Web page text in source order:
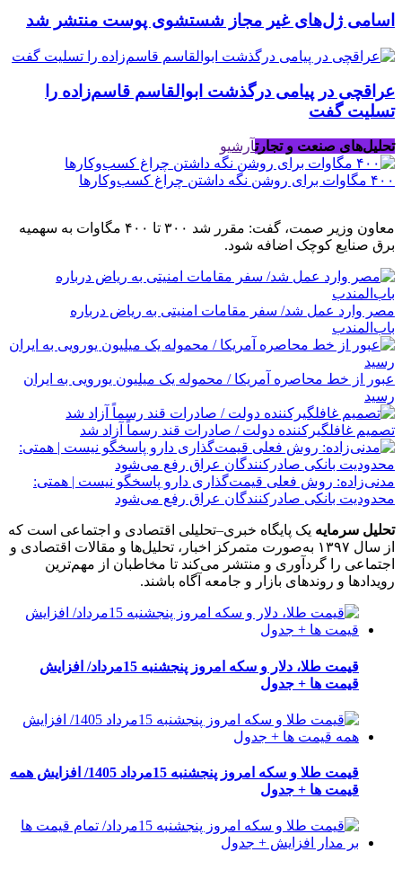
اسامی ژل‌های غیر مجاز شستشوی پوست منتشر شد
عراقچی در پیامی درگذشت ابوالقاسم قاسم‌زاده را
تسلیت گفت
تحلیل‌های صنعت و تجارتآرشیو
۴۰۰ مگاوات برای روشن نگه داشتن چراغ کسب‌وکار‌ها
معاون وزیر صمت، گفت: مقرر شد ۳۰۰ تا ۴۰۰ مگاوات به سهمیه
برق صنایع کوچک اضافه شود.
مصر وارد عمل شد/ سفر مقامات امنیتی به ریاض درباره
باب‌المندب
عبور از خط محاصره آمریکا / محموله یک میلیون یورویی به ایران
رسید
تصمیم غافلگیرکننده دولت / صادرات قند رسماً آزاد شد
مدنی‌زاده: روش فعلی قیمت‌گذاری دارو پاسخگو نیست | همتی:
محدودیت بانکی صادرکنندگان عراق رفع می‌شود
تحلیل سرمایه یک پایگاه خبری–تحلیلی اقتصادی و اجتماعی است که
از سال ۱۳۹۷ به‌صورت متمرکز اخبار، تحلیل‌ها و مقالات اقتصادی و
اجتماعی را گردآوری و منتشر می‌کند تا مخاطبان از مهم‌ترین
رویدادها و روندهای بازار و جامعه آگاه باشند.
قیمت طلا، دلار و سکه امروز پنجشنبه 15مرداد/ افزایش
قیمت ها + جدول
قیمت طلا و سکه امروز پنجشنبه 15مرداد 1405/ افزایش همه
قیمت ها + جدول